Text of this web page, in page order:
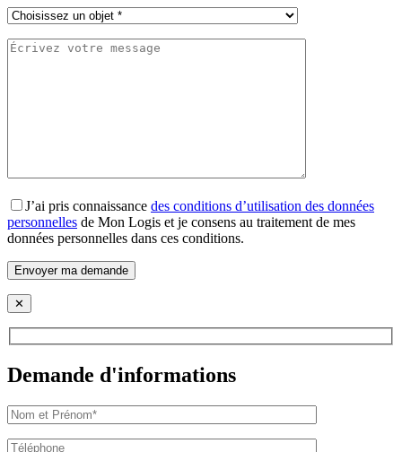
J’ai pris connaissance des conditions d’utilisation des données
personnelles de Mon Logis et je consens au traitement de mes
données personnelles dans ces conditions.
✕
Demande d'informations